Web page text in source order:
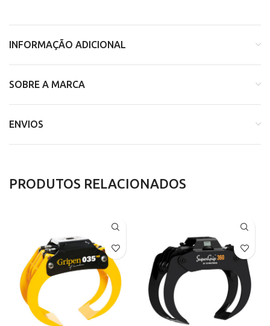
INFORMAÇÃO ADICIONAL
SOBRE A MARCA
ENVIOS
PRODUTOS RELACIONADOS